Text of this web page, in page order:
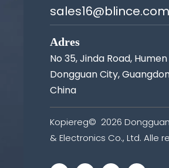
sales16@blince.com
Adres
No 35, Jinda Road,
Dongguan City,
China
Kopiereg© 2026
& Electronics Co., Ltd. Alle